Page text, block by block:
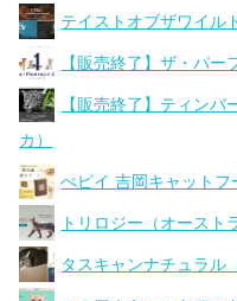
テイストオブザワイル
【販売終了】ザ・パー
【販売終了】ティン
カ）
ぺピイ 吉岡キャットフ
トリロジー（オースト
タスキャンナチュラル